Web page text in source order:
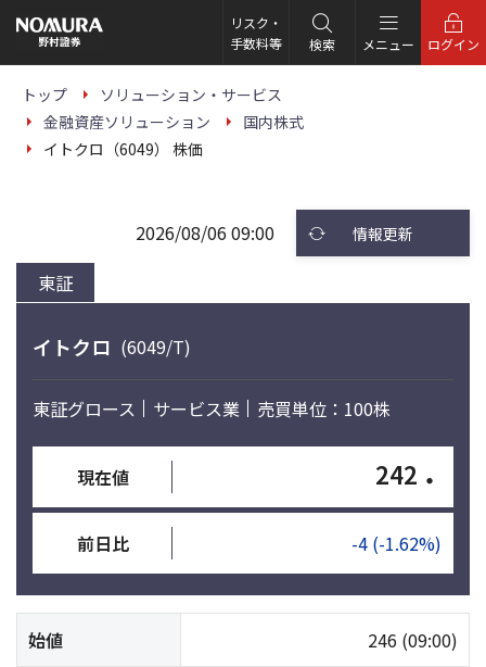
の
ー
リスク・
手数料等
検索 メニュー ログイン
トップ
ソリューション・サービス
金融資産ソリューション
国内株式
イトクロ（6049） 株価
東証
2026/08/06 09:00 情報更新
イトクロ (6049/T)
東証グロース サービス業 売買単位：100株
現在値 242 ・
前日比 -4 (-1.62%)
始値 246 (09:00)